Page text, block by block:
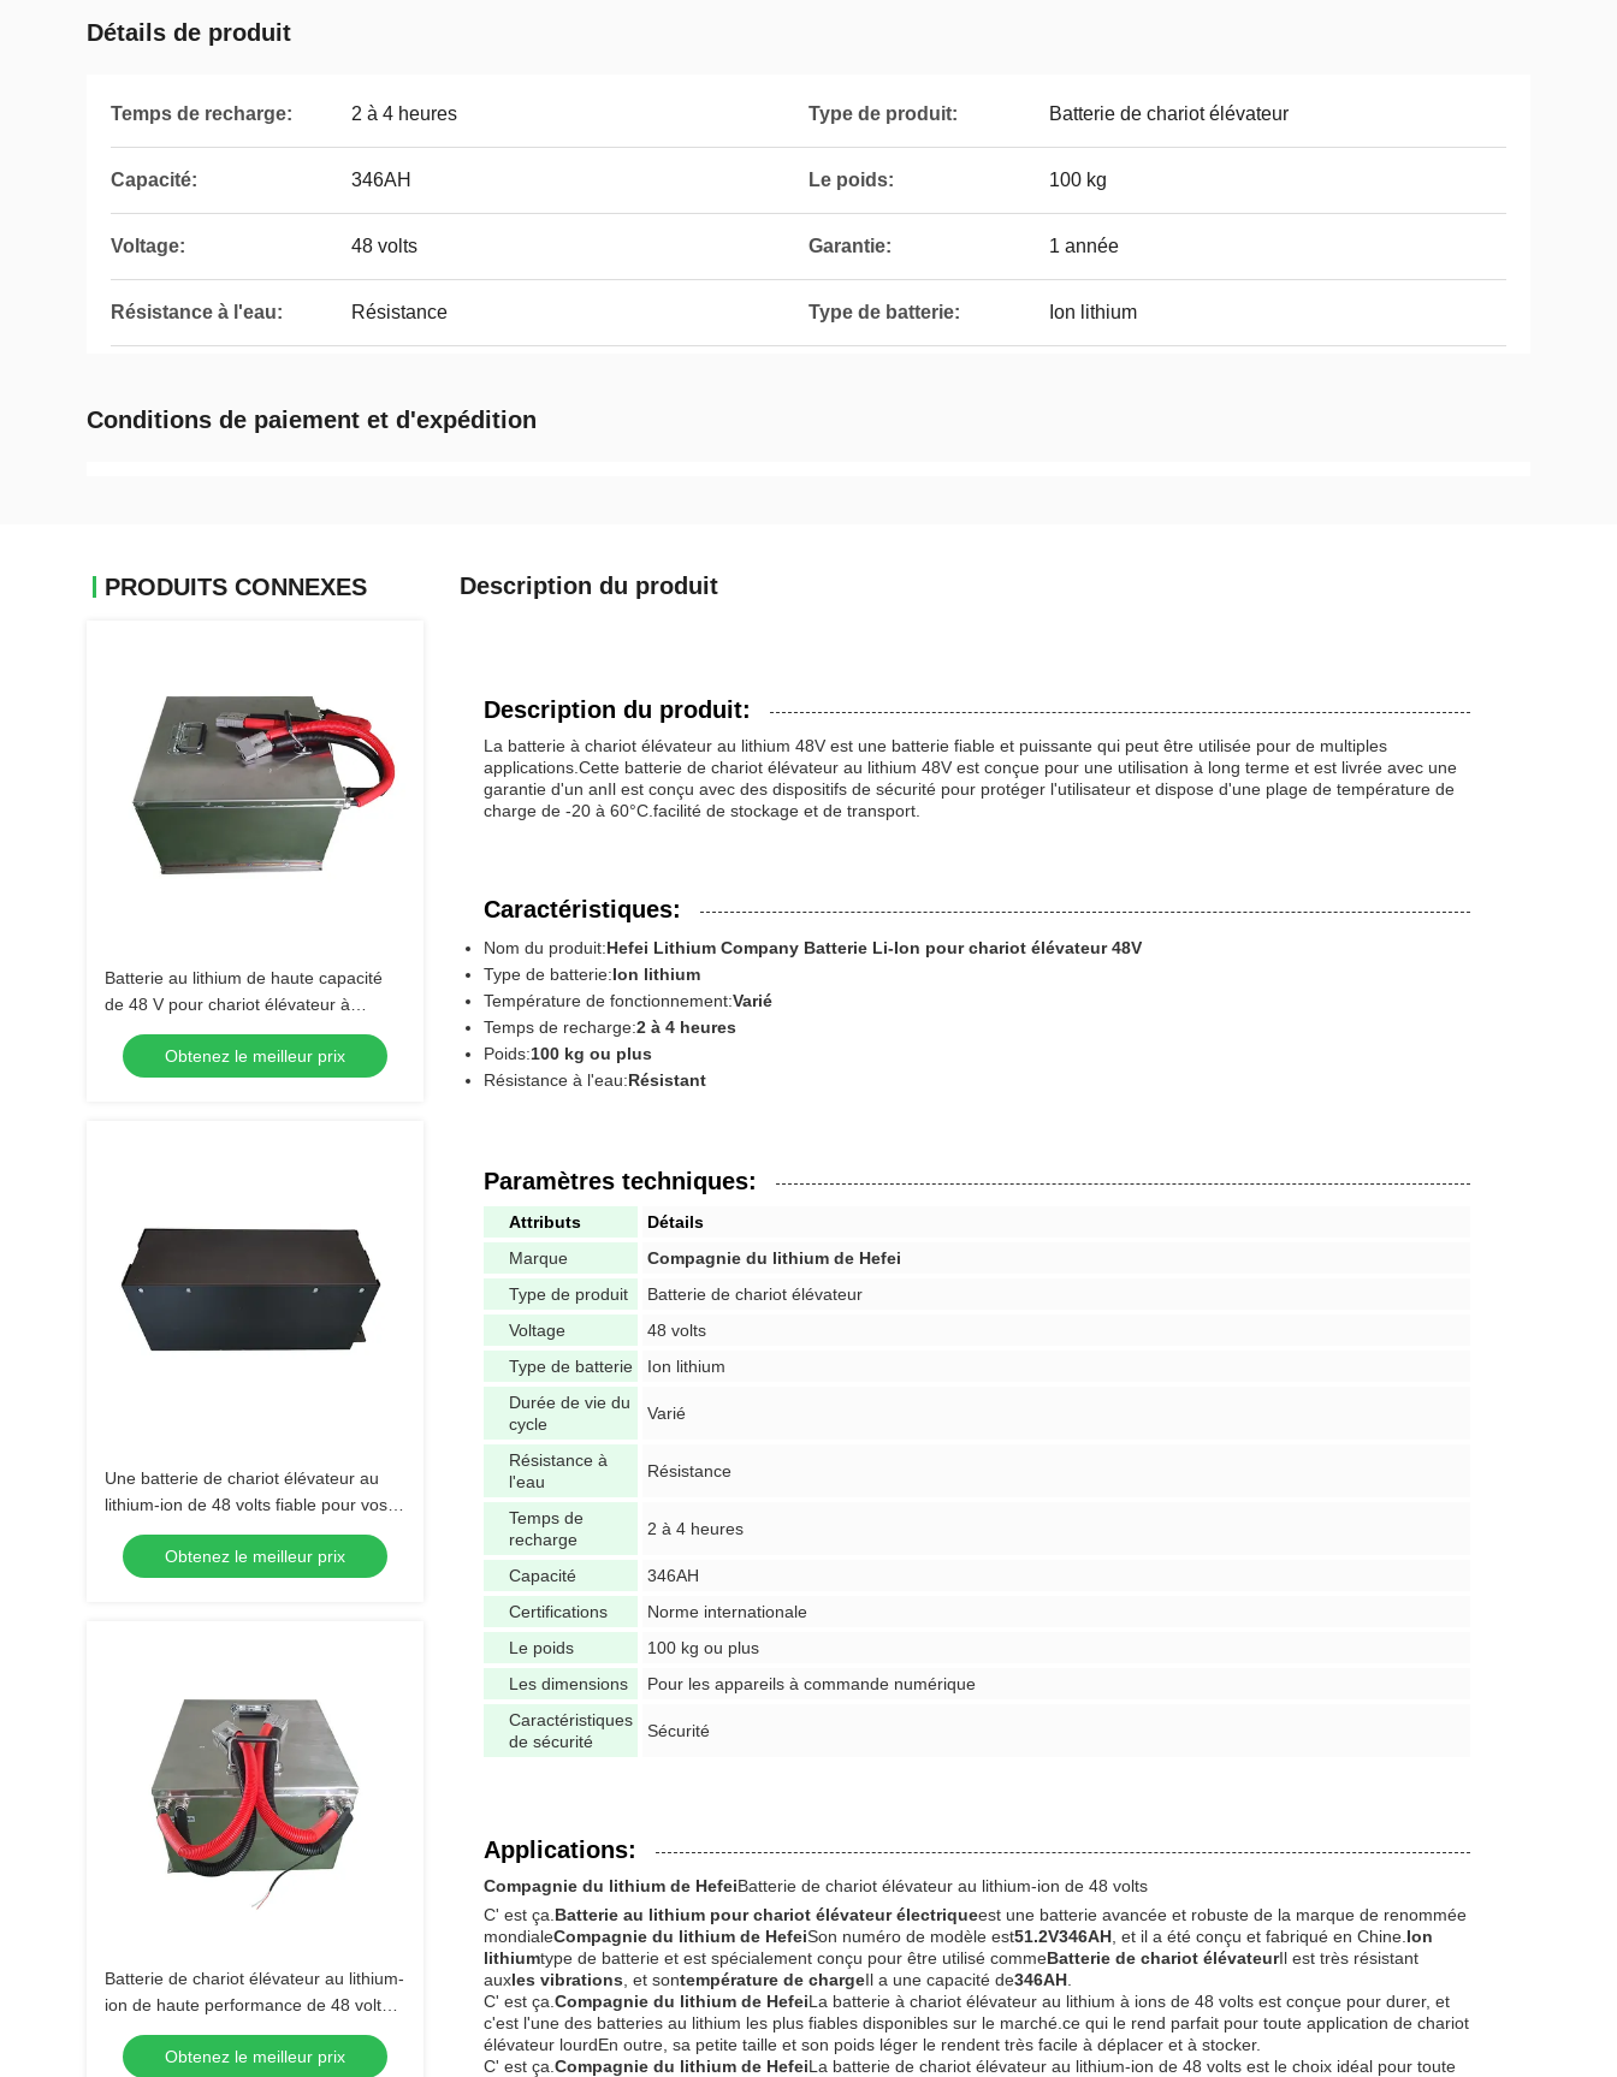
Détails de produit
Temps de recharge: 2 à 4 heures Type de produit: Batterie de chariot élévateur
Capacité: 346AH Le poids: 100 kg
Voltage: 48 volts Garantie: 1 année
Résistance à l'eau: Résistance Type de batterie: Ion lithium
Conditions de paiement et d'expédition
PRODUITS CONNEXES
Batterie au lithium de haute capacité
de 48 V pour chariot élévateur à
fourche avec un temps de recharge
court
Obtenez le meilleur prix
Une batterie de chariot élévateur au
lithium-ion de 48 volts fiable pour vos
besoins industriels
Obtenez le meilleur prix
Batterie de chariot élévateur au lithium-
ion de haute performance de 48 volts
pour applications industrielles
Obtenez le meilleur prix
Description du produit
Description du produit:
La batterie à chariot élévateur au lithium 48V est une batterie fiable et puissante qui peut être utilisée pour de multiples
applications.Cette batterie de chariot élévateur au lithium 48V est conçue pour une utilisation à long terme et est livrée avec une
garantie d'un anIl est conçu avec des dispositifs de sécurité pour protéger l'utilisateur et dispose d'une plage de température de
charge de -20 à 60°C.facilité de stockage et de transport.
Caractéristiques:
Nom du produit:Hefei Lithium Company Batterie Li-Ion pour chariot élévateur 48V
Type de batterie:Ion lithium
Température de fonctionnement:Varié
Temps de recharge:2 à 4 heures
Poids:100 kg ou plus
Résistance à l'eau:Résistant
Paramètres techniques:
Attributs
Détails
Marque
Compagnie du lithium de Hefei
Type de produit
Batterie de chariot élévateur
Voltage
48 volts
Type de batterie
Ion lithium
Durée de vie du
cycle
Varié
Résistance à
l'eau
Résistance
Temps de
recharge
2 à 4 heures
Capacité
346AH
Certifications
Norme internationale
Le poids
100 kg ou plus
Les dimensions
Pour les appareils à commande numérique
Caractéristiques
de sécurité
Sécurité
Applications:
Compagnie du lithium de HefeiBatterie de chariot élévateur au lithium-ion de 48 volts
C' est ça. Batterie au lithium pour chariot élévateur électriqueest une batterie avancée et robuste de la marque de renommée
mondialeCompagnie du lithium de HefeiSon numéro de modèle est51.2V346AH , et il a été conçu et fabriqué en Chine. Ion
lithiumtype de batterie et est spécialement conçu pour être utilisé commeBatterie de chariot élévateurIl est très résistant
auxles vibrations , et sontempérature de chargeIl a une capacité de346AH
C' est ça. Compagnie du lithium de HefeiLa batterie à chariot élévateur au lithium à ions de 48 volts est conçue pour durer, et
c'est l'une des batteries au lithium les plus fiables disponibles sur le marché.ce qui le rend parfait pour toute application de chariot
élévateur lourdEn outre, sa petite taille et son poids léger le rendent très facile à déplacer et à stocker.
C' est ça. Compagnie du lithium de HefeiLa batterie de chariot élévateur au lithium-ion de 48 volts est le choix idéal pour toute